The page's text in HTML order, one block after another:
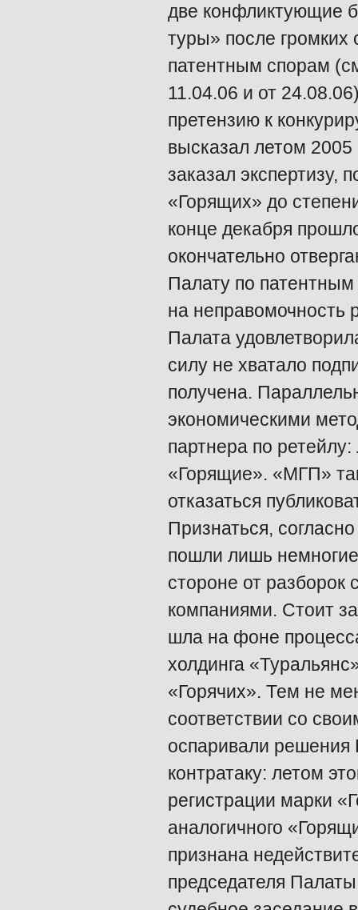
две конфликтующие
туры» после громких
патентным спорам
11.04.06 и от
претензию к
высказал летом
заказал экспертизу,
«Горящих» до
конце декабря
окончательно
Палату по
на неправомочность
Палата
силу не хватало
получена.
экономическими
партнера по
«Горящие». «МГП»
отказаться
Признаться,
пошли лишь
стороне от разборок
компаниями. Стоит
шла на фоне
холдинга
«Горячих». Тем не
соответствии со
оспаривали решения
контратаку: летом
регистрации марки
аналогичного
признана
председателя